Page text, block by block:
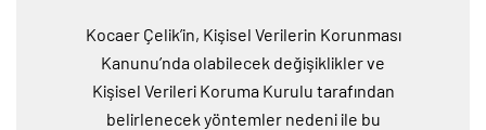
Kocaer Çelik’in, Kişisel Verilerin Korunması
Kanunu’nda olabilecek değişiklikler ve
Kişisel Verileri Koruma Kurulu tarafından
belirlenecek yöntemler nedeni ile bu